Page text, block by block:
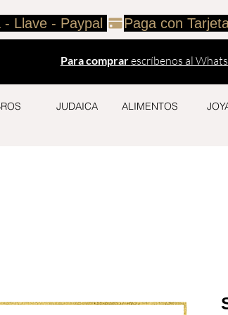
Para comprarescríbenos al
Llave - Paypal
JUDAICA ALIMENTOS